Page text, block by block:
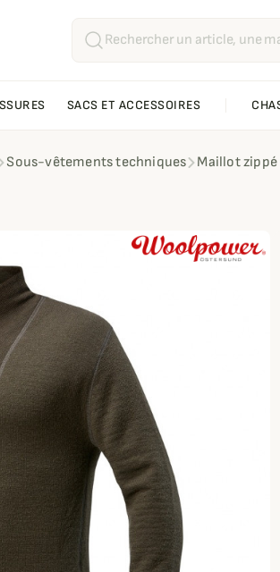
SACS ET ACCESSOIRES
Sous-vêtements techniques Maillot